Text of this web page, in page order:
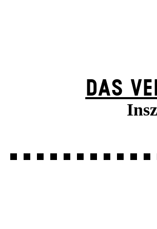
DAS